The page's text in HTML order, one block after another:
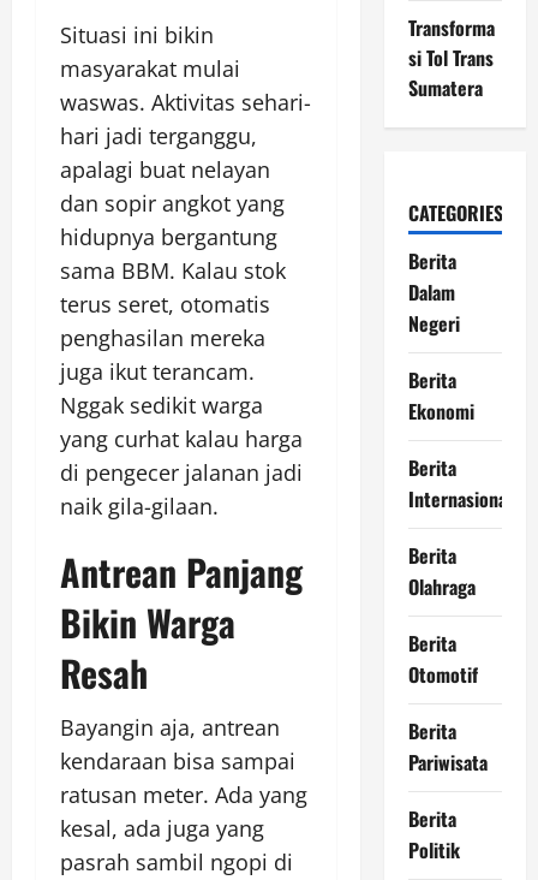
Situasi ini bikin
masyarakat mulai
waswas. Aktivitas sehari-
hari jadi terganggu,
apalagi buat nelayan
dan sopir angkot yang
hidupnya bergantung
sama BBM. Kalau stok
terus seret, otomatis
penghasilan mereka
juga ikut terancam.
Nggak sedikit warga
yang curhat kalau harga
di pengecer jalanan jadi
naik gila-gilaan.
Antrean Panjang
Bikin Warga
Resah
Bayangin aja, antrean
kendaraan bisa sampai
ratusan meter. Ada yang
kesal, ada juga yang
pasrah sambil ngopi di
Transforma
si Tol Trans
Sumatera
CATEGORIES
Berita
Dalam
Negeri
Berita
Ekonomi
Berita
Internasional
Berita
Olahraga
Berita
Otomotif
Berita
Pariwisata
Berita
Politik